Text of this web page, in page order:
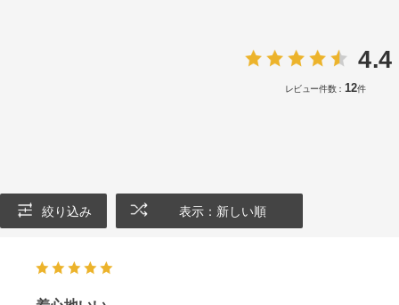
4.4
レビュー件数： 12件
絞り込み 表示：新しい順